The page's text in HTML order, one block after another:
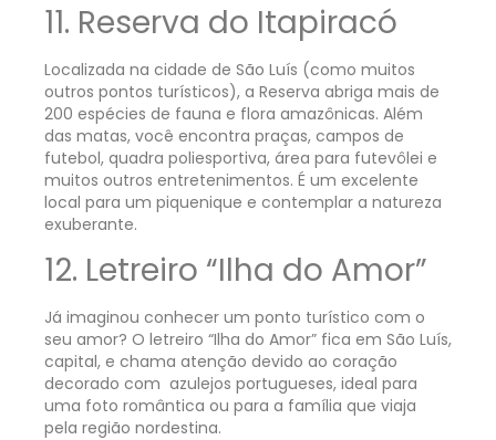
11. Reserva do Itapiracó
Localizada na cidade de São Luís (como muitos
outros pontos turísticos), a Reserva abriga mais de
200 espécies de fauna e flora amazônicas. Além
das matas, você encontra praças, campos de
futebol, quadra poliesportiva, área para futevôlei e
muitos outros entretenimentos. É um excelente
local para um piquenique e contemplar a natureza
exuberante.
12. Letreiro “Ilha do Amor”
Já imaginou conhecer um ponto turístico com o
seu amor? O letreiro “Ilha do Amor” fica em São Luís,
capital, e chama atenção devido ao coração
decorado com azulejos portugueses, ideal para
uma foto romântica ou para a família que viaja
pela região nordestina.